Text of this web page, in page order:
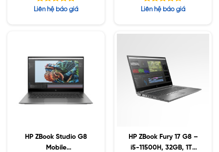
W6600M 8GB, 17.3″
UHD, Win10
Được xếp
Liên hệ báo giá
4GB, 17.3″ UHD, Win10
Được xếp
Liên hệ báo giá
HP ZBook Studio G8
Mobile
HP ZBook Fury 17 G8 –
i5-11500H, 32GB, 1TB